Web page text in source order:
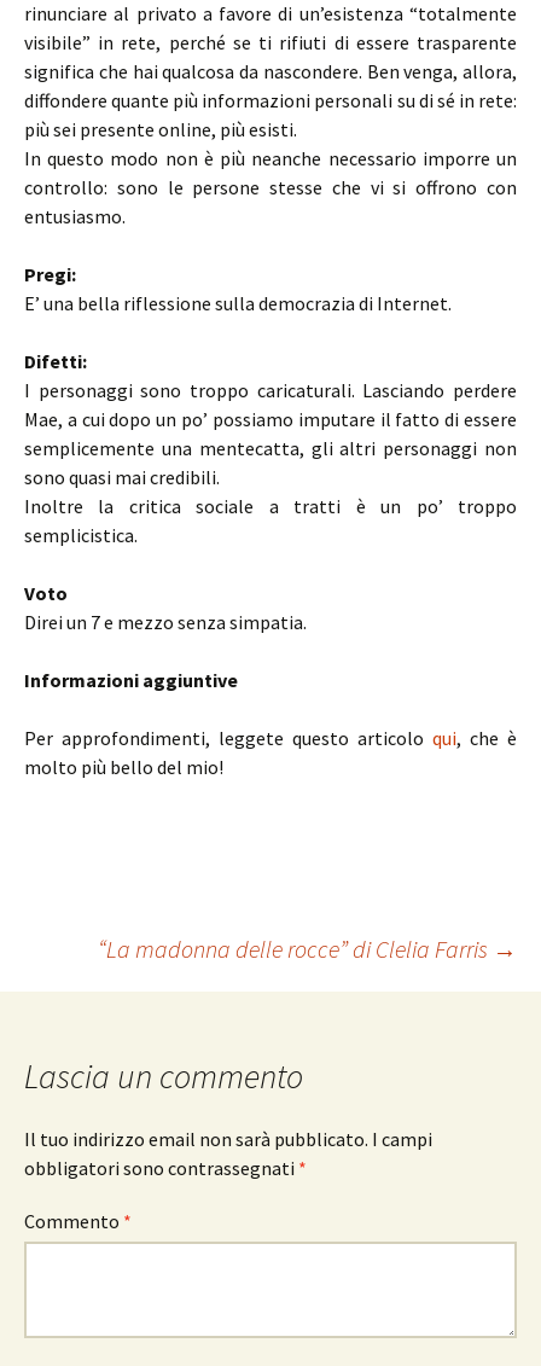
rinunciare al privato a favore di un’esistenza “totalmente
visibile” in rete, perché se ti rifiuti di essere trasparente
significa che hai qualcosa da nascondere. Ben venga, allora,
diffondere quante più informazioni personali su di sé in rete:
più sei presente online, più esisti.
In questo modo non è più neanche necessario imporre un
controllo: sono le persone stesse che vi si offrono con
entusiasmo.
Pregi:
E’ una bella riflessione sulla democrazia di Internet.
Difetti:
I personaggi sono troppo caricaturali. Lasciando perdere
Mae, a cui dopo un po’ possiamo imputare il fatto di essere
semplicemente una mentecatta, gli altri personaggi non
sono quasi mai credibili.
Inoltre la critica sociale a tratti è un po’ troppo
semplicistica.
Voto
Direi un 7 e mezzo senza simpatia.
Informazioni aggiuntive
Per approfondimenti, leggete questo articolo qui, che è
molto più bello del mio!
Navigazione
“La madonna delle rocce” di Clelia Farris →
Lascia un commento
Il tuo indirizzo email non sarà pubblicato. I campi
obbligatori sono contrassegnati *
Commento *